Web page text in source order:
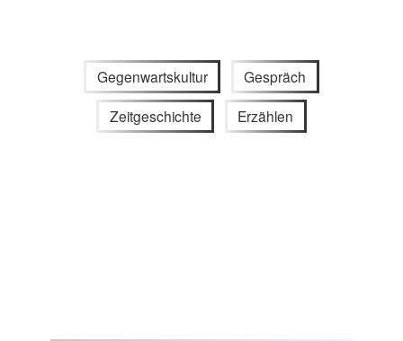
Gegenwartskultur Gespräch
Zeitgeschichte Erzählen